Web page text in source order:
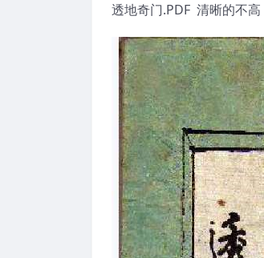
透地奇门.PDF 清晰的不高